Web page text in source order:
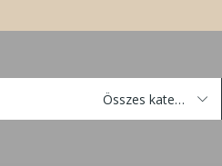
Összes kategória